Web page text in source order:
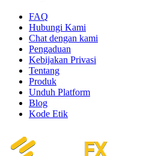
FAQ
Hubungi Kami
Chat dengan kami
Pengaduan
Kebijakan Privasi
Tentang
Produk
Unduh Platform
Blog
Kode Etik